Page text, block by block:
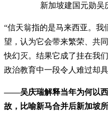
新加坡建国元勋吴
“信天翁指的是马来西亚。
望，认为它会带来繁荣、共
快幻灭。结果它成了挂在我
政治教育中一段令人难过却
——吴庆瑞解释当年为何以西
故，比喻新马合并后新加坡